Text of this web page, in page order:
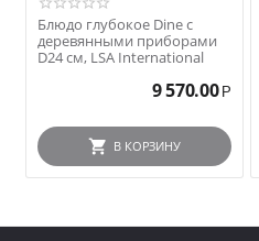
Блюдо глубокое Dine с
деревянными приборами
D24 см, LSA International
9 570.00 Р
В КОРЗИНУ